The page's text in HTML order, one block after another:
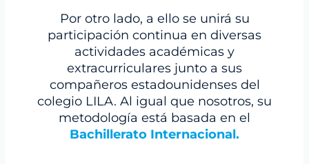
Por otro lado, a ello se unirá su
participación continua en diversas
actividades académicas y
extracurriculares junto a sus
compañeros estadounidenses del
colegio LILA. Al igual que nosotros, su
metodología está basada en el
Bachillerato Internacional.